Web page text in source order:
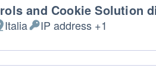
and Cookie Solution
ItaliaDati
Personali
trattati:
IP address +1